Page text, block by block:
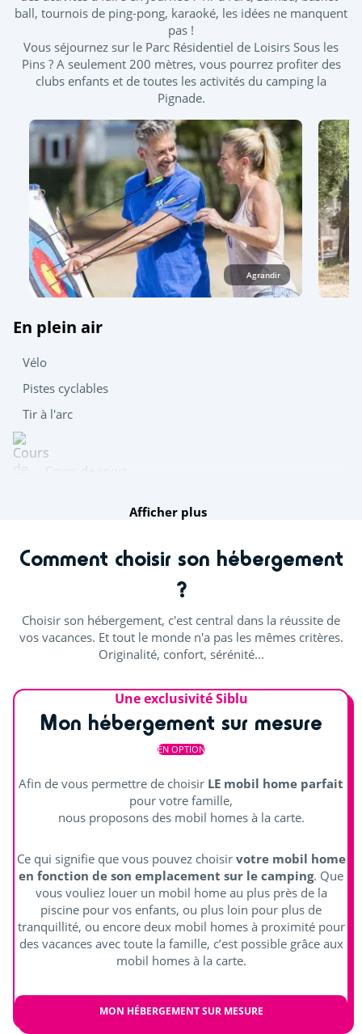
tous les enfants de 0 à 4 ans pour accéder aux bassins.
Toboggan et pistes de glisse
Piscine couverte chauffée
Pataugeoire extérieure
Splashzone - Jeux enfants
Solarium
ball, tournois de ping-pong, karaoké, les idées ne manquent
pas !
Vous séjournez sur le Parc Résidentiel de Loisirs Sous les
Pins ? A seulement 200 mètres, vous pourrez profiter des
clubs enfants et de toutes les activités du camping la
Pignade.
Agrandir
En plein air
Vélo
Pistes cyclables
Tir à l'arc
Mini-golf
Centre équestre (€)
Cours de natation (€)
Animations en journée et soirée
Aquagym
Tir à l'arc
Jouer en équipe
Afficher plus
Comment choisir son hébergement
?
Choisir son hébergement, c'est central dans la réussite de
vos vacances. Et tout le monde n'a pas les mêmes critères.
Originalité, confort, sérénité...
Une exclusivité Siblu
Mon hébergement sur mesure
EN OPTION
Afin de vous permettre de choisir LE mobil home parfait
pour votre famille,
nous proposons des mobil homes à la carte.
Ce qui signifie que vous pouvez choisir votre mobil home
en fonction de son emplacement sur le camping. Que
vous vouliez louer un mobil home au plus près de la
piscine pour vos enfants, ou plus loin pour plus de
tranquillité, ou encore deux mobil homes à proximité pour
des vacances avec toute la famille, c’est possible grâce aux
mobil homes à la carte.
MON HÉBERGEMENT SUR MESURE